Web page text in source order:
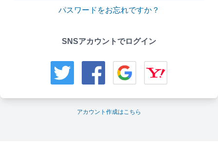
パスワードをお忘れですか？
SNSアカウントでログイン
アカウント作成はこちら